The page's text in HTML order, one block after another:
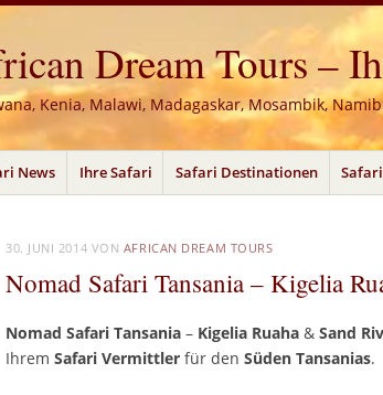
Dream Tours –
Kenia, Malawi, Madagaskar, Mosambik,
News Ihre Safari Safari Destinationen
30. JUNI 2014 VON AFRICAN DREAM TOURS
Nomad Safari Tansania – Kigelia
Nomad Safari Tansania – Kigelia Ruaha & Sand
Ihrem Safari Vermittler für den Süden Tansanias.